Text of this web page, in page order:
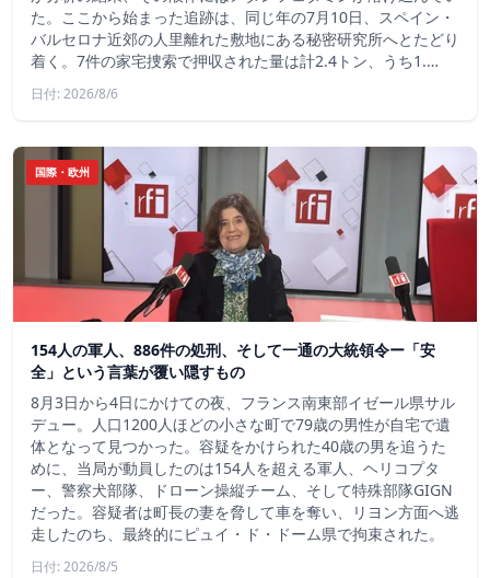
た。ここから始まった追跡は、同じ年の7月10日、スペイン・
バルセロナ近郊の人里離れた敷地にある秘密研究所へとたどり
着く。7件の家宅捜索で押収された量は計2.4トン、うち1.…
日付: 2026/8/6
国際・欧州
154人の軍人、886件の処刑、そして一通の大統領令ー「安
全」という言葉が覆い隠すもの
8月3日から4日にかけての夜、フランス南東部イゼール県サル
デュー。人口1200人ほどの小さな町で79歳の男性が自宅で遺
体となって見つかった。容疑をかけられた40歳の男を追うた
めに、当局が動員したのは154人を超える軍人、ヘリコプタ
ー、警察犬部隊、ドローン操縦チーム、そして特殊部隊GIGN
だった。容疑者は町長の妻を脅して車を奪い、リヨン方面へ逃
走したのち、最終的にピュイ・ド・ドーム県で拘束された。
日付: 2026/8/5